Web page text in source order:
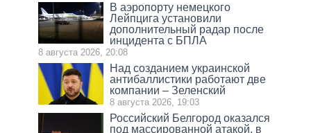
В аэропорту немецкого
Лейпцига установили
дополнительный радар после
инцидента с БПЛА
8 августа 2026, 20:08
Над созданием украинской
антибаллистики работают две
компании – Зеленский
8 августа 2026, 19:03
Российский Белгород оказался
под массированной атакой, в